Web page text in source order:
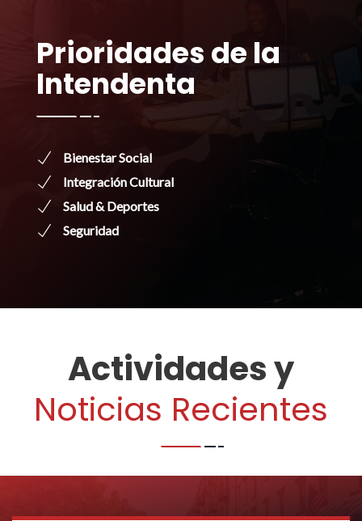
Prioridades de la
Intendenta
Bienestar Social
Integración Cultural
Salud & Deportes
Seguridad
Actividades y
Noticias Recientes